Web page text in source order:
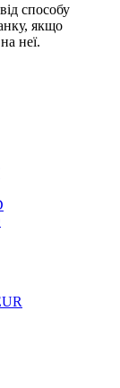
способу
якщо
неї.